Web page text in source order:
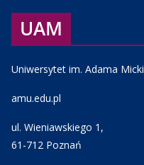
UAM
Uniwersytet im. Adama
amu.edu.pl
ul. Wieniawskiego 1,
61-712 Poznań